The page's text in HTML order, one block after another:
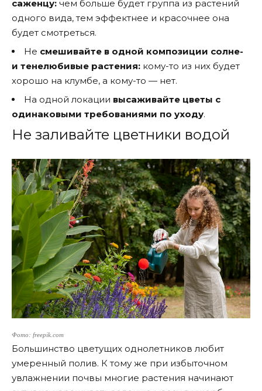
саженцу: чем больше будет группа из растений
одного вида, тем эффектнее и красочнее она
будет смотреться.
Не смешивайте в одной композиции солне-
и тенелюбивые растения: кому-то из них будет
хорошо на клумбе, а кому-то — нет.
На одной локации высаживайте цветы с
одинаковыми требованиями по уходу.
Не заливайте цветники водой
Фото: freepik.com
Большинство цветущих однолетников любит
умеренный полив. К тому же при избыточном
увлажнении почвы многие растения начинают